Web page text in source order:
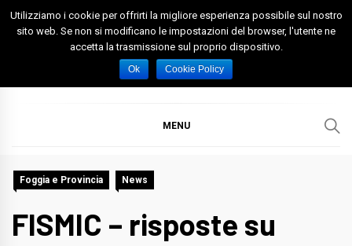
Skip
Spazio Foggia
Foggia News Calcio Eventi e Attività nella Capitanata
MENU
Foggia e Provincia News
FISMIC – risposte su
Utilizziamo i cookie per offrirti la migliore esperienza possibile sul nostro
sito web. Se non si modificano le impostazioni del browser, l'utente ne
accetta la trasmissione sul proprio dispositivo.
Ok Cookie Policy